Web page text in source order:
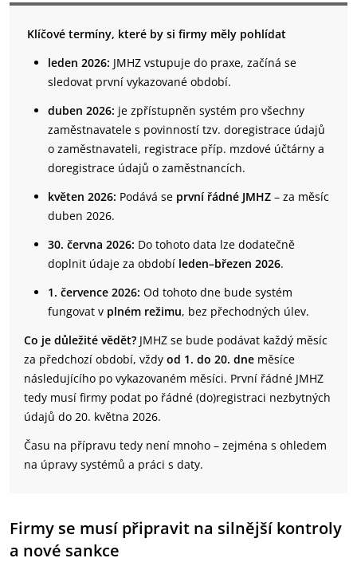
Klíčové termíny, které by si firmy měly pohlídat
leden 2026: JMHZ vstupuje do praxe, začíná se
sledovat první vykazované období.
duben 2026: je zpřístupněn systém pro všechny
zaměstnavatele s povinností tzv. doregistrace údajů
o zaměstnavateli, registrace příp. mzdové účtárny a
doregistrace údajů o zaměstnancích.
květen 2026: Podává se první řádné JMHZ – za měsíc
duben 2026.
30. června 2026: Do tohoto data lze dodatečně
doplnit údaje za období leden–březen 2026.
1. července 2026: Od tohoto dne bude systém
fungovat v plném režimu, bez přechodných úlev.
Co je důležité vědět? JMHZ se bude podávat každý měsíc
za předchozí období, vždy od 1. do 20. dne měsíce
následujícího po vykazovaném měsíci. První řádné JMHZ
tedy musí firmy podat po řádné (do)registraci nezbytných
údajů do 20. května 2026.
Času na přípravu tedy není mnoho – zejména s ohledem
na úpravy systémů a práci s daty.
Firmy se musí připravit na silnější kontroly
a nové sankce